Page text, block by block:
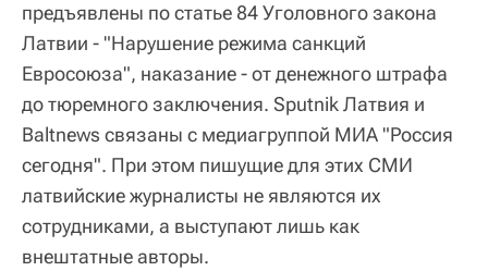
предъявлены по статье 84 Уголовного закона
Латвии - "Нарушение режима санкций
Евросоюза", наказание - от денежного штрафа
до тюремного заключения. Sputnik Латвия и
Baltnews связаны с медиагруппой МИА "Россия
сегодня". При этом пишущие для этих СМИ
латвийские журналисты не являются их
сотрудниками, а выступают лишь как
внештатные авторы.